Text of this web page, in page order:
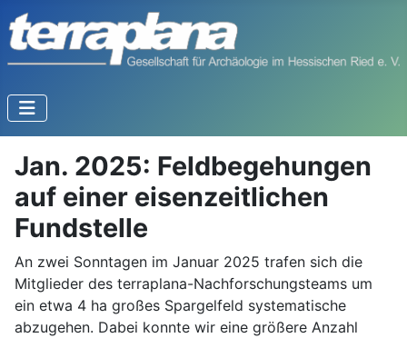
Jan. 2025: Feldbegehungen
auf einer eisenzeitlichen
Fundstelle
An zwei Sonntagen im Januar 2025 trafen sich die
Mitglieder des terraplana-Nachforschungsteams um
ein etwa 4 ha großes Spargelfeld systematische
abzugehen. Dabei konnte wir eine größere Anzahl